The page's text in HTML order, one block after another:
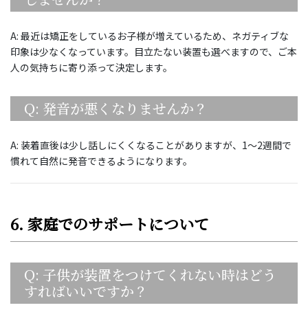
A: 最近は矯正をしているお子様が増えているため、ネガティブな
印象は少なくなっています。目立たない装置も選べますので、ご本
人の気持ちに寄り添って決定します。
Q: 発音が悪くなりませんか？
A: 装着直後は少し話しにくくなることがありますが、1〜2週間で
慣れて自然に発音できるようになります。
6. 家庭でのサポートについて
Q: 子供が装置をつけてくれない時はどう
すればいいですか？